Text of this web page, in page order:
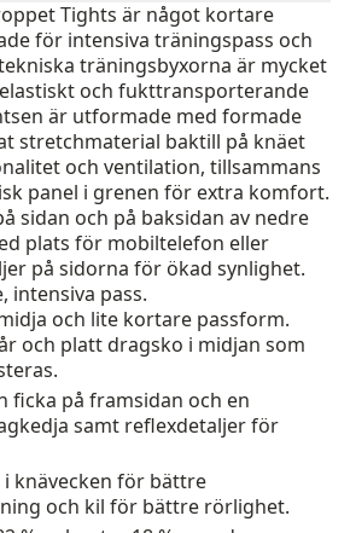
Tights är något kortare
för intensiva träningspass och
träningsbyxorna är mycket
och fukttransporterande
är utformade med formade
stretchmaterial baktill på knäet
och ventilation, tillsammans
panel i grenen för extra komfort.
sidan och på baksidan av nedre
plats för mobiltelefon eller
på sidorna för ökad synlighet.
intensiva pass.
och lite kortare passform.
och platt dragsko i midjan som
ficka på framsidan och en
samt reflexdetaljer för
knävecken för bättre
och kil för bättre rörlighet.